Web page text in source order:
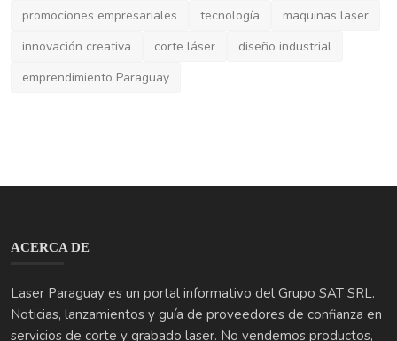
Noticias, lanzamientos y guía de proveedores de confianza en